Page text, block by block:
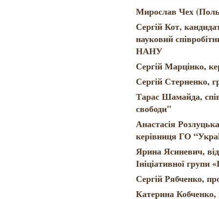
Мирослав Чех
Сергій Кот,
науковий
НАНУ
Сергій Марцінко,
Сергій Стерненко,
Тарас Шамайда,
свободи"
Анастасія
керівниця ГО
Ярина Ясиневич,
Ініціативної групи
Сергій Рябченко,
Катерина Кобченко,